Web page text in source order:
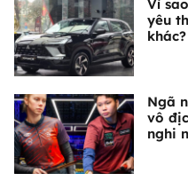
Vì
yêu
khác?
Ngã
vô
nghi